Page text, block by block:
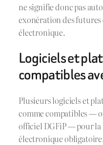
ne signifie donc pas
exonération des
électronique.
Logiciels et
compatibles
Plusieurs logiciels et
comme compatibles —
officiel DGFiP — pour
électronique